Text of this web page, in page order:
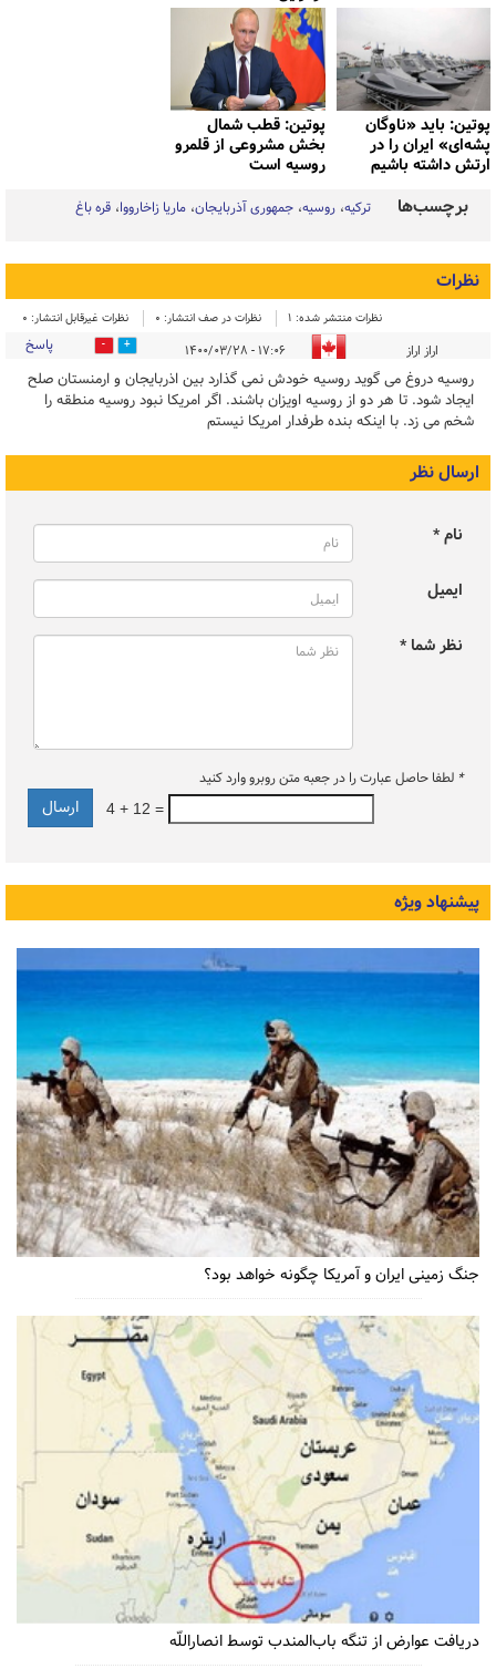
پوتین: باید «ناوگان
پشه‌ای» ایران را در
ارتش داشته باشیم
پوتین: قطب شمال
بخش مشروعی از قلمرو
روسیه است
برچسب‌ها ترکیه روسیه جمهوری آذربایجان ماریا زاخارووا قره باغ
نظرات
نظرات منتشر شده: 1 نظرات در صف انتشار: 0 نظرات غیرقابل انتشار: 0
اراز اراز ۱۷:۰۶ - ۱۴۰۰/۰۳/۲۸ 0 پاسخ
روسیه دروغ می گوید روسیه خودش نمی گذارد بین اذربایجان و ارمنستان صلح
ایجاد شود. تا هر دو از روسیه اویزان باشند. اگر امریکا نبود روسیه منطقه را
شخم می زد. با اینکه بنده طرفدار امریکا نیستم
ارسال نظر
نام *
ایمیل
نظر شما *
* لطفا حاصل عبارت را در جعبه متن روبرو وارد کنید
4 + 12 =
پیشنهاد ویژه
جنگ زمینی ایران و آمریکا چگونه خواهد بود؟
دریافت عوارض از تنگه باب‌المندب توسط انصاراللّه